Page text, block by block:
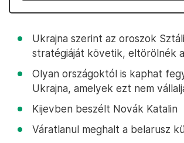
Ukrajna szerint az oroszok
stratégiáját követik, eltörölnék
Olyan országoktól is kaphat
Ukrajna, amelyek ezt nem
Kijevben beszélt Novák Katalin
Váratlanul meghalt a belarusz